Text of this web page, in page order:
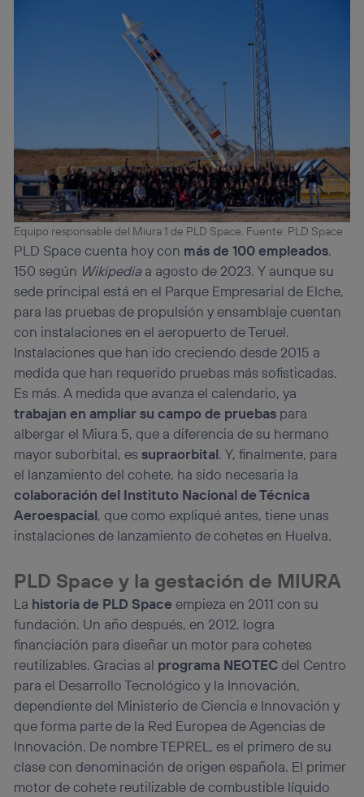
Equipo responsable del Miura 1 de PLD Space. Fuente: PLD Space
PLD Space cuenta hoy con más de 100 empleados.
150 según Wikipediaa agosto de 2023. Y aunque su
sede principal está en el Parque Empresarial de Elche,
para las pruebas de propulsión y ensamblaje cuentan
con instalaciones en el aeropuerto de Teruel.
Instalaciones que han ido creciendo desde 2015 a
medida que han requerido pruebas más sofisticadas.
Es más. A medida que avanza el calendario, ya
trabajan en ampliar su campo de pruebas para
albergar el Miura 5, que a diferencia de su hermano
mayor suborbital, essupraorbital. Y, finalmente, para
el lanzamiento del cohete, ha sido necesaria la
colaboración del Instituto Nacional de Técnica
Aeroespacial, que como expliqué antes, tiene unas
instalaciones de lanzamiento de cohetes en Huelva.
PLD Space y la gestación de MIURA
La historia de PLD Space empieza en 2011 con su
fundación. Un año después, en 2012, logra
financiación para diseñar un motor para cohetes
reutilizables. Gracias al programa NEOTECdel Centro
para el Desarrollo Tecnológico y la Innovación,
dependiente del Ministerio de Ciencia e Innovación y
que forma parte de la Red Europea de Agencias de
Innovación. De nombre TEPREL, es el primero de su
clase con denominación de origen española. El primer
motor de cohete reutilizable de combustible líquido